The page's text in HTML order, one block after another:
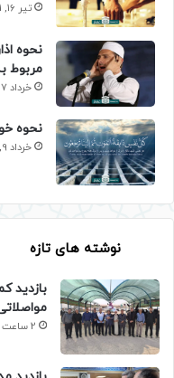
تیر 16, 1401
نحوه
مربوط
خرداد 17, 1401
نحوه
خرداد 9, 1401
نوشته های تازه
بازدید
2 ساعت پیش